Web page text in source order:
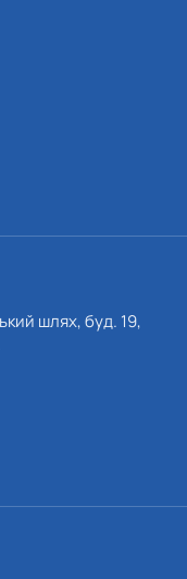
шлях, буд. 19,